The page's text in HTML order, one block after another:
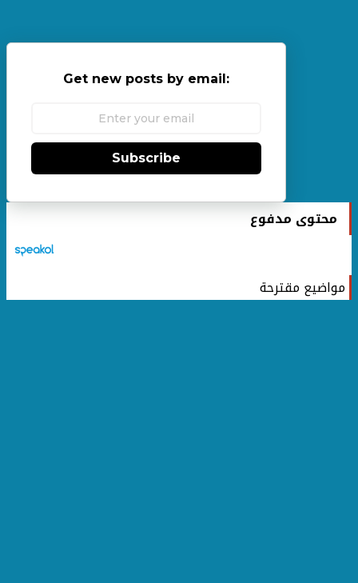
Get new posts by email:
Subscribe
محتوى مدفوع
مواضيع مقترحة